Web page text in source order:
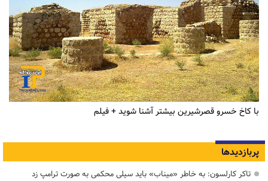
با کاخ خسرو قصرشیرین بیشتر آشنا شوید + فیلم
پربازدیدها
تاکر کارلسون: به خاطر «میناب» باید سیلی محکمی به صورت ترامپ زد